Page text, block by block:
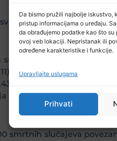
Da bismo pružili najbolje
pristup informacijama o uređaju.
da obrađujemo podatke kao što
ovoj veb lokaciji. Nepristanak ili
određene karakteristike i funkcije.
Upravljajte uslugama
Prihvati
zaraženo je
Brazil (3.278.895), Indija
Čile (382.111), Španija
Bangladeš (271.881),
Kanada (121.652),
smrtnih slučajeva